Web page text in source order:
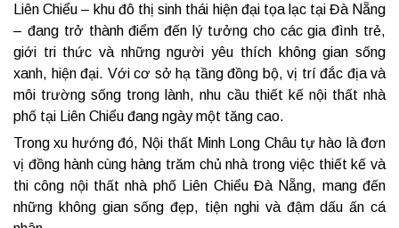
Liên Chiểu – khu đô thị sinh thái hiện đại tọa lạc tại Đà Nẵng
– đang trở thành điểm đến lý tưởng cho các gia đình trẻ,
giới tri thức và những người yêu thích không gian sống
xanh, hiện đại. Với cơ sở hạ tầng đồng bộ, vị trí đắc địa và
môi trường sống trong lành, nhu cầu thiết kế nội thất nhà
phố tại Liên Chiểu đang ngày một tăng cao.
Trong xu hướng đó, Nội thất Minh Long Châu tự hào là đơn
vị đồng hành cùng hàng trăm chủ nhà trong việc thiết kế và
thi công nội thất nhà phố Liên Chiểu Đà Nẵng, mang đến
những không gian sống đẹp, tiện nghi và đậm dấu ấn cá